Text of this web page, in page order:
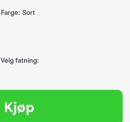
Farge: Sort
Velg fatning:
Kjøp